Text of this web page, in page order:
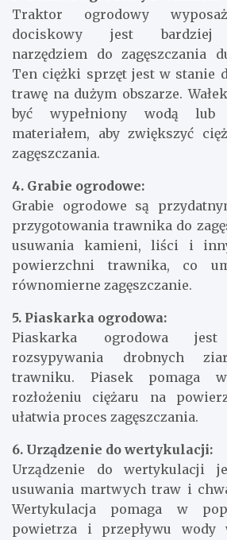
Traktor ogrodowy
dociskowy jest bardziej
narzędziem do zagęszczania
Ten ciężki sprzęt jest w stanie
trawę na dużym obszarze.
być wypełniony wodą
materiałem, aby zwiększyć
zagęszczania.
4. Grabie ogrodowe:
Grabie ogrodowe są
przygotowania trawnika do
usuwania kamieni, liści i
powierzchni trawnika, co
równomierne zagęszczanie.
5. Piaskarka ogrodowa:
Piaskarka ogrodowa
rozsypywania drobnych
trawniku. Piasek pomaga
rozłożeniu ciężaru na
ułatwia proces zagęszczania.
6. Urządzenie do wertykulacji:
Urządzenie do wertykulacji
usuwania martwych traw i
Wertykulacja pomaga w
powietrza i przepływu